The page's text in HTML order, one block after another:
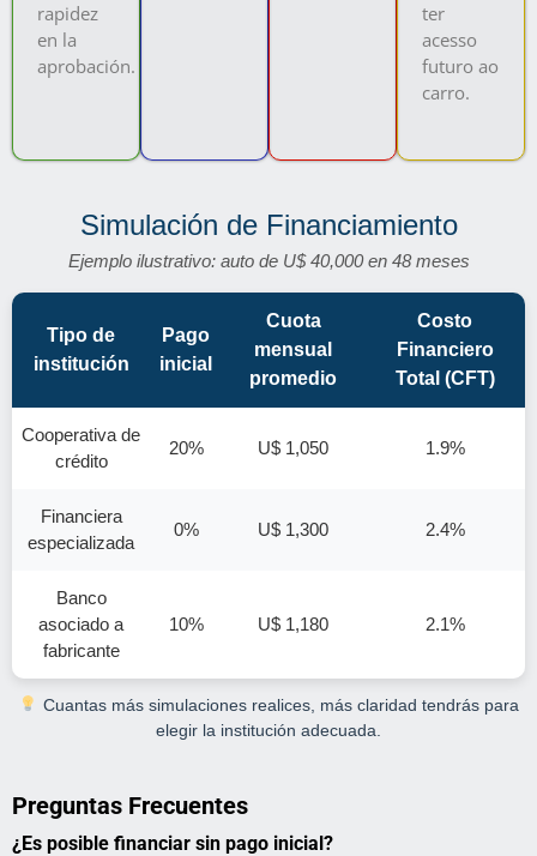
rapidez
en la
aprobación.
ter
acesso
futuro ao
carro.
Simulación de Financiamiento
Ejemplo ilustrativo: auto de U$ 40,000 en 48 meses
Tipo de
institución
Pago
inicial
Cuota
mensual
promedio
Costo
Financiero
Total (CFT)
Cooperativa de
crédito
20% U$ 1,050 1.9%
Financiera
especializada
0% U$ 1,300 2.4%
Banco
asociado a
fabricante
10% U$ 1,180 2.1%
Cuantas más simulaciones realices, más claridad tendrás para
elegir la institución adecuada.
Preguntas Frecuentes
¿Es posible financiar sin pago inicial?